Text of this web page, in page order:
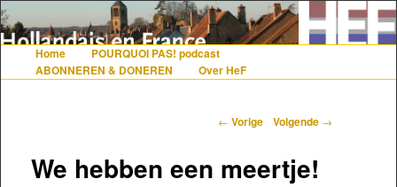
De gezelligste website voor Nederlanders die iets met Frankrijk hebben
HoofdmenuSpring naar de primaire inhoud
Spring naar de secundaire inhoud
Home
POURQUOI PAS! podcast
ABONNEREN & DONEREN
Over HeF
Berichtnavigatie
← Vorige Volgende →
We hebben een meertje!